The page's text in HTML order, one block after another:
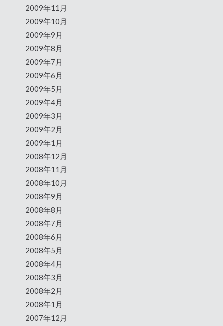
2009年11月
2009年10月
2009年9月
2009年8月
2009年7月
2009年6月
2009年5月
2009年4月
2009年3月
2009年2月
2009年1月
2008年12月
2008年11月
2008年10月
2008年9月
2008年8月
2008年7月
2008年6月
2008年5月
2008年4月
2008年3月
2008年2月
2008年1月
2007年12月